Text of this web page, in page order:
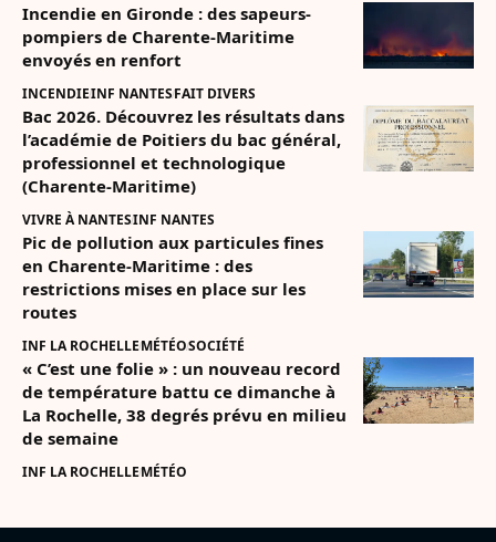
Incendie en Gironde : des sapeurs-
pompiers de Charente-Maritime
envoyés en renfort
INCENDIEINF NANTESFAIT DIVERS
Bac 2026. Découvrez les résultats dans
l’académie de Poitiers du bac général,
professionnel et technologique
(Charente-Maritime)
VIVRE À NANTESINF NANTES
Pic de pollution aux particules fines
en Charente-Maritime : des
restrictions mises en place sur les
routes
INF LA ROCHELLEMÉTÉOSOCIÉTÉ
« C’est une folie » : un nouveau record
de température battu ce dimanche à
La Rochelle, 38 degrés prévu en milieu
de semaine
INF LA ROCHELLEMÉTÉO